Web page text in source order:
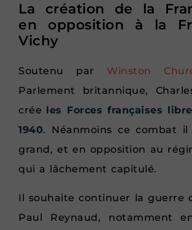
La création de la
en opposition à la
Vichy
Soutenu par Winston
Parlement britannique,
crée
les Forces françaises
1940. Néanmoins ce combat
grand, et en opposition au
qui a lâchement capitulé.
Il souhaite continuer la guerre
Paul Reynaud, notamment